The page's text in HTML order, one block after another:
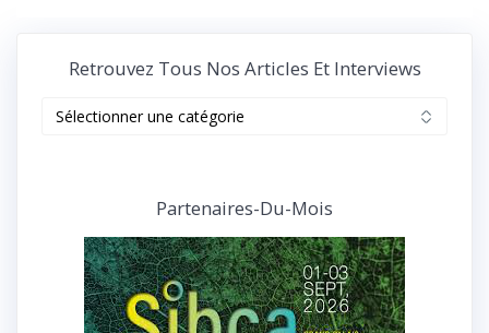
Retrouvez Tous Nos Articles Et Interviews
interviews
Partenaires-Du-Mois